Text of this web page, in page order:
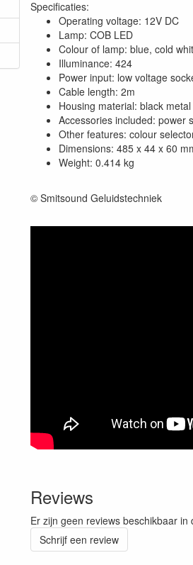
Specificaties:
Operating voltage: 12V DC
Lamp: COB LED
Colour of lamp: blue, cold
Illuminance: 424
Power input: low voltage
Cable length: 2m
Housing material: black metal
Accessories included: power
Other features: colour
Dimensions: 485 x 44 x 60
Weight: 0.414 kg
© Smitsound Geluidstechniek
Reviews
Er zijn geen reviews beschikbaar in
Schrijf een review